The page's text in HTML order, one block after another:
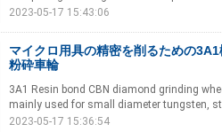
2023-05-17 15:43:06
マイクロ用具の精密を削るための
粉砕車輪
3A1 Resin bond CBN diamond grinding
mainly used for small diameter tungsten,
2023-05-17 15:36:54